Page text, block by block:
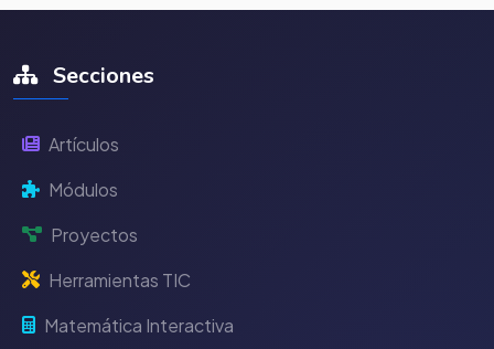
Secciones
Artículos
Módulos
Proyectos
Herramientas TIC
Matemática Interactiva